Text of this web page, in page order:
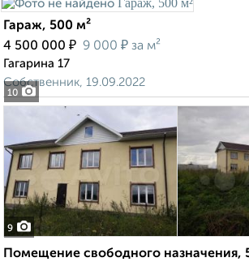
10
Гараж, 500 м²
4 500 000 ₽ 9 000 ₽ за м²
Гагарина 17
Собственник, 19.09.2022
9
Помещение свободного назначения,